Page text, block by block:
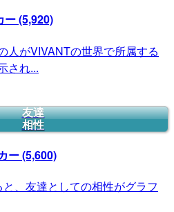
ー(5,920)
人がVIVANTの世界で所属する
され...
友達
相性
ー(5,600)
、友達としての相性がグラフ